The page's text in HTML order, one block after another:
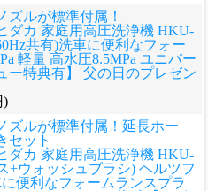
ズルが標準付属！
ダカ 家庭用高圧洗浄機 HKU-
共有)洗車に便利なフォー
軽量 高水圧8.5MPa ユニバー
ー特典有】 父の日のプレゼン
)
ズルが標準付属！延長ホー
セット
ダカ 家庭用高圧洗浄機 HKU-
+ウォッシュブラシ) ヘルツフ
便利なフォームランスプラ